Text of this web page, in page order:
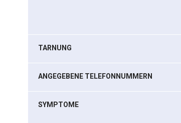
TARNUNG
ANGEGEBENE TELEFONNUMMERN
SYMPTOME